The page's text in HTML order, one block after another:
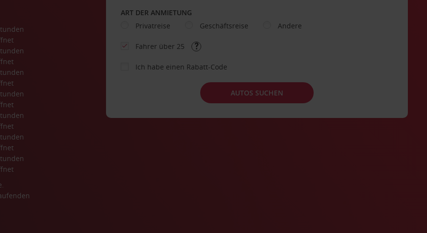
ART DER ANMIETUNG
Privatreise
Geschäftsreise Andere
Fahrer über 25
Ich habe einen Rabatt-Code
AUTOS SUCHEN